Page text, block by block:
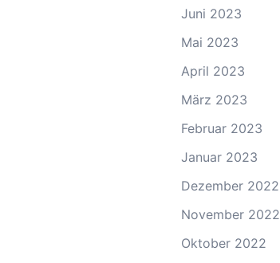
Juni 2023
Mai 2023
April 2023
März 2023
Februar 2023
Januar 2023
Dezember 2022
November 2022
Oktober 2022